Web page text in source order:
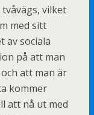
vilket
med sitt
av sociala
på att man
att man är
kommer
att nå ut med